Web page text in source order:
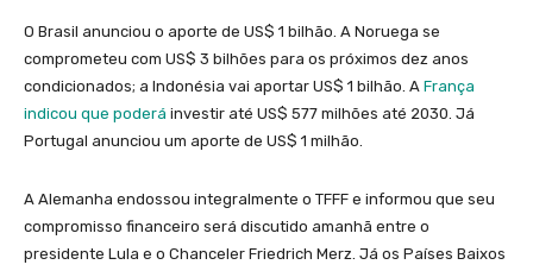
O Brasil anunciou o aporte de US$ 1 bilhão. A Noruega se
comprometeu com US$ 3 bilhões para os próximos dez anos
condicionados; a Indonésia vai aportar US$ 1 bilhão. A França
indicou que poderá investir até US$ 577 milhões até 2030. Já
Portugal anunciou um aporte de US$ 1 milhão.
A Alemanha endossou integralmente o TFFF e informou que seu
compromisso financeiro será discutido amanhã entre o
presidente Lula e o Chanceler Friedrich Merz. Já os Países Baixos